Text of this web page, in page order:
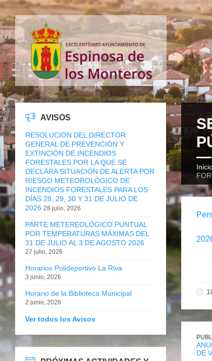
DE
AVISOS
RESOLUCIÓN DEL DIRECTOR
GENERAL DE PREVENCIÓN Y
EXTINCIÓN DE INCENDIOS
FORESTALES POR LA QUE SE
DECLARA SITUACIÓN DE ALERTA POR
RIESGO METEOROLÓGICO DE
INCENDIOS FORESTALES PARA LOS
DÍAS 28, 29, 30 Y 31 DE JULIO DE
2026 28 julio, 2026
PARTE METEREOLÓGICO PUNTUAL
POR TEMPERATURAS MÁXIMAS DEL
31 DE JULIO AL 3 DE AGOSTO 2026
27 julio, 2026
Horarios Polideportivo La Riva
3 junio, 2026
Horario de la Biblioteca Municipal
2 junio, 2026
Ver todos los Avisos